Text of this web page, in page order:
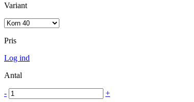
Variant
Pris
Log ind
Antal
- +